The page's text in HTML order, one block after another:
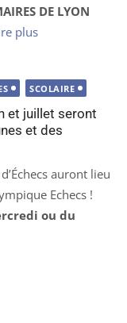
DE LYON
plus
SCOLAIRE
et juillet seront
et des
auront lieu
Echecs !
ou du